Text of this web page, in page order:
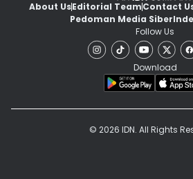
About UsEditorial TeamContact
Pedoman Media Siber
Follow Us
Download
© 2026 IDN. All Rights